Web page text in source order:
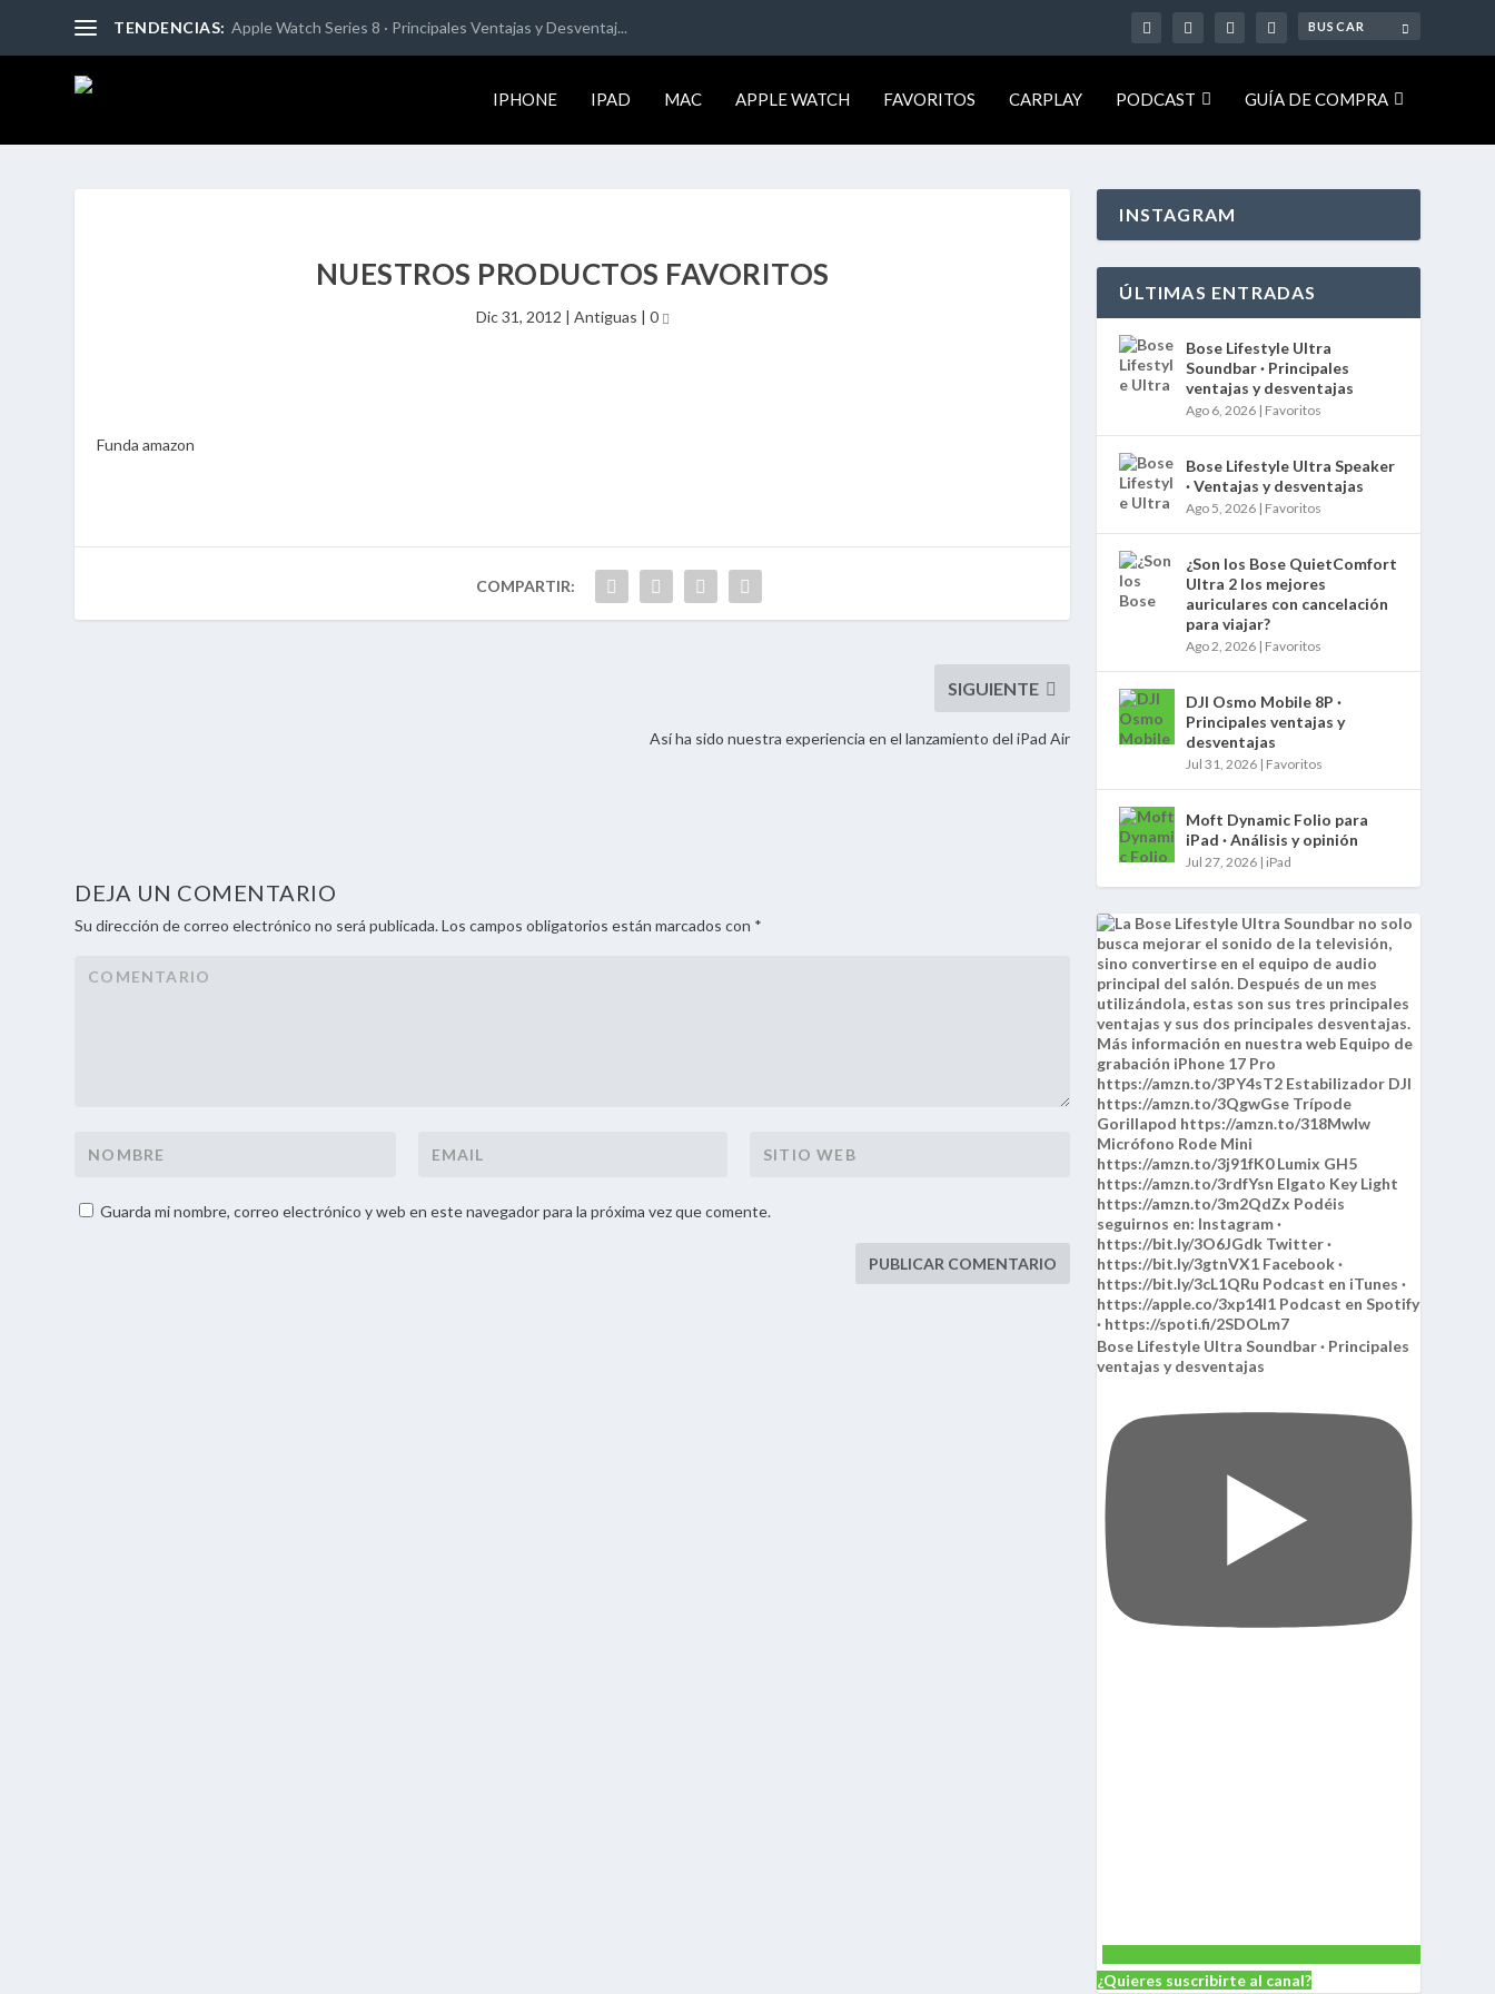
TENDENCIAS: Apple Watch Series 8 · Principales Ventajas y Desventaj...
IPHONE IPAD MAC APPLE WATCH FAVORITOS CARPLAY PODCAST GUÍA DE COMPRA
NUESTROS PRODUCTOS FAVORITOS
Dic 31, 2012 | Antiguas | 0
Funda amazon
Así ha sido nuestra experiencia en el lanzamiento del iPad Air
DEJA UN COMENTARIO
Su dirección de correo electrónico no será publicada. Los campos obligatorios están marcados con *
Guarda mi nombre, correo electrónico y web en este navegador para la próxima vez que comente.
INSTAGRAM
ÚLTIMAS ENTRADAS
Bose Lifestyle Ultra
Soundbar · Principales
ventajas y desventajas
Ago 6, 2026 | Favoritos
Bose Lifestyle Ultra Speaker
· Ventajas y desventajas
Ago 5, 2026 | Favoritos
¿Son los Bose QuietComfort
Ultra 2 los mejores
auriculares con cancelación
para viajar?
Ago 2, 2026 | Favoritos
DJI Osmo Mobile 8P ·
Principales ventajas y
desventajas
Jul 31, 2026 | Favoritos
Moft Dynamic Folio para
iPad · Análisis y opinión
Jul 27, 2026 | iPad
Bose Lifestyle Ultra Soundbar · Principales
ventajas y desventajas
¿Quieres suscribirte al canal?